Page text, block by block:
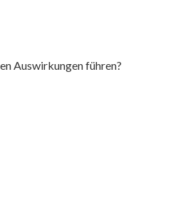
Auswirkungen führen?